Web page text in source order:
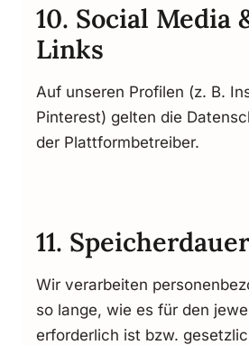
10. Social Media
Links
Auf unseren Profilen (z. B.
Pinterest) gelten die
der Plattformbetreiber.
11. Speicherdauer
Wir verarbeiten
so lange, wie es für den
erforderlich ist bzw.